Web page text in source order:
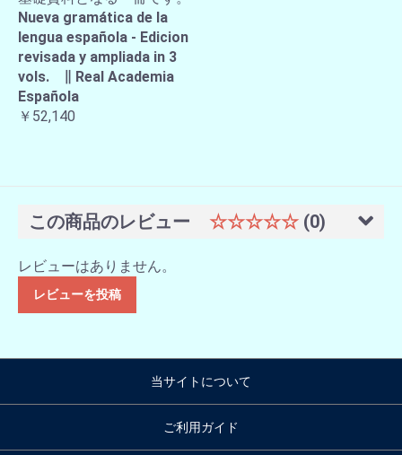
Nueva gramática de la
lengua española - Edicion
revisada y ampliada in 3
vols. ∥ Real Academia
Española
￥52,140
この商品のレビュー ☆☆☆☆☆ (0)
レビューはありません。
レビューを投稿
当サイトについて
ご利用ガイド